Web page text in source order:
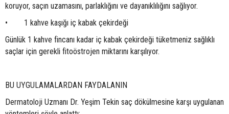
koruyor, saçın uzamasını, parlaklığını ve dayanıklılığını sağlıyor.
• 1 kahve kaşığı iç kabak çekirdeği
Günlük 1 kahve fincanı kadar iç kabak çekirdeği tüketmeniz sağlıklı
saçlar için gerekli fitoöstrojen miktarını karşılıyor.
BU UYGULAMALARDAN FAYDALANIN
Dermatoloji Uzmanı Dr. Yeşim Tekin saç dökülmesine karşı uygulanan